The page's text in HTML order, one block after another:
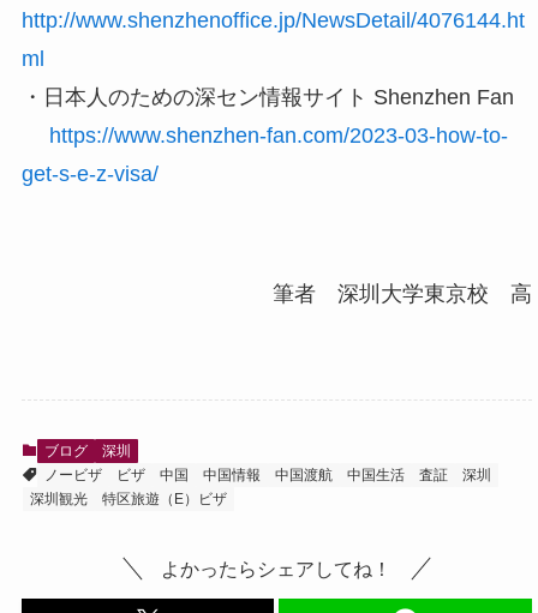
http://www.shenzhenoffice.jp/NewsDetail/4076144.ht
ml
・日本人のための深セン情報サイト Shenzhen Fan
https://www.shenzhen-fan.com/2023-03-how-to-
get-s-e-z-visa/
筆者 深圳大学東京校 高
ブログ
深圳
ノービザ
ビザ 中国 中国情報 中国渡航 中国生活 査証
深圳
深圳観光
特区旅遊（E）ビザ
よかったらシェアしてね！